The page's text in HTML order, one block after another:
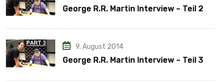
George R.R. Martin Interview – Teil 2
9. August 2014
George R.R. Martin Interview – Teil 3